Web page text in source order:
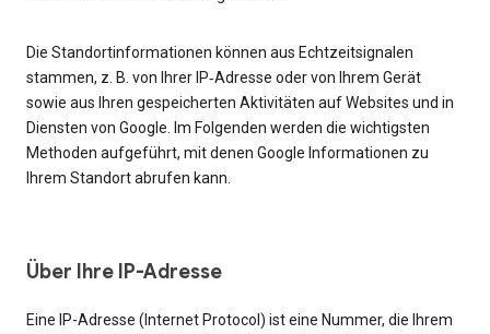
Die Standortinformationen können aus Echtzeitsignalen
stammen, z. B. von Ihrer IP‑Adresse oder von Ihrem Gerät
sowie aus Ihren gespeicherten Aktivitäten auf Websites und in
Diensten von Google. Im Folgenden werden die wichtigsten
Methoden aufgeführt, mit denen Google Informationen zu
Ihrem Standort abrufen kann.
Über Ihre IP-Adresse
Eine IP-Adresse (Internet Protocol) ist eine Nummer, die Ihrem